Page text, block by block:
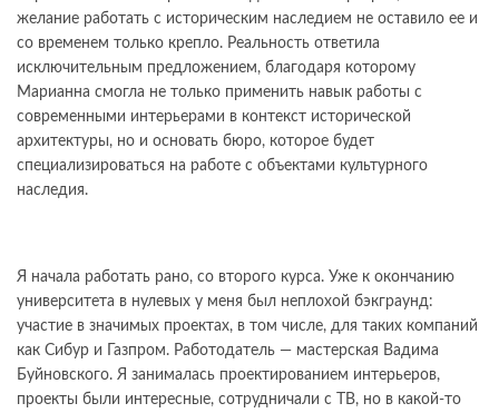
желание работать с историческим наследием не оставило ее и
со временем только крепло. Реальность ответила
исключительным предложением, благодаря которому
Марианна смогла не только применить навык работы с
современными интерьерами в контекст исторической
архитектуры, но и основать бюро, которое будет
специализироваться на работе с объектами культурного
наследия.
Я начала работать рано, со второго курса. Уже к окончанию
университета в нулевых у меня был неплохой бэкграунд:
участие в значимых проектах, в том числе, для таких компаний
как Сибур и Газпром. Работодатель — мастерская Вадима
Буйновского. Я занималась проектированием интерьеров,
проекты были интересные, сотрудничали с ТВ, но в какой-то